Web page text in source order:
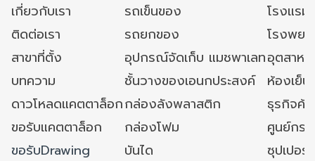
เกี่ยวกับเรา รถเข็นของ
โรงแร
ติดต่อเรา
รถยกของ
โรงพย
สาขาที่ตั้ง
อุปกรณ์จัดเก็บ แมชพาเลทอุตสาหก
บทความ
ชั้นวางของเอนกประสงค์
ห้องเย็
ดาวโหลดแคตตาล็อกกล่องลังพลาสติก
ธุรกิจค้
ขอรับแคตตาล็อก
กล่องโฟม
ศูนย์กร
ขอรับDrawing
บันได
ซุปเปอ